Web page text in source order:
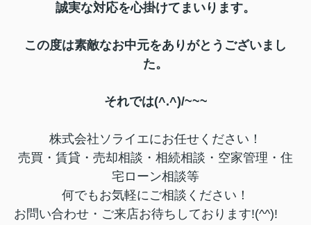
誠実な対応を心掛けてまいります。
この度は素敵なお中元をありがとうございまし
た。
それでは(^.^)/~~~
株式会社ソライエにお任せください！
売買・賃貸・売却相談・相続相談・ 空家管理・住
宅ローン相談等
何でもお気軽にご相談ください！
お問い合わせ・ご来店お待ちしております!(^^)!